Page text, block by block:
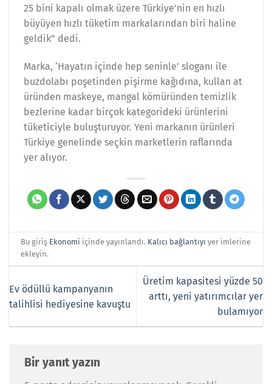
25 bini kapalı olmak üzere Türkiye’nin en hızlı
büyüyen hızlı tüketim markalarından biri haline
geldik” dedi.
Marka, ‘Hayatın içinde hep seninle’ sloganı ile
buzdolabı poşetinden pişirme kağıdına, kullan at
üründen maskeye, mangal kömüründen temizlik
bezlerine kadar birçok kategorideki ürünlerini
tüketiciyle buluşturuyor. Yeni markanın ürünleri
Türkiye genelinde seçkin marketlerin raflarında
yer alıyor.
Bu giriş Ekonomi içinde yayınlandı. Kalıcı bağlantıyı yer imlerine
ekleyin.
Ev ödüllü kampanyanın
talihlisi hediyesine kavuştu
Üretim kapasitesi yüzde 50
arttı, yeni yatırımcılar yer
bulamıyor
Bir yanıt yazın